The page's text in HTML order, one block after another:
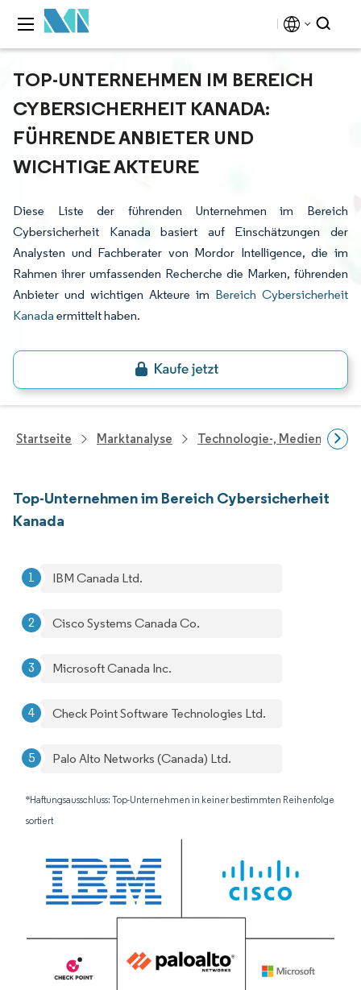
TOP-UNTERNEHMEN IM BEREICH
CYBERSICHERHEIT KANADA:
FÜHRENDE ANBIETER UND
WICHTIGE AKTEURE
Diese Liste der führenden Unternehmen im Bereich
Cybersicherheit Kanada basiert auf Einschätzungen der
Analysten und Fachberater von Mordor Intelligence, die im
Rahmen ihrer umfassenden Recherche die Marken, führenden
Anbieter und wichtigen Akteure im Bereich Cybersicherheit
Kanada ermittelt haben.
Startseite Marktanalyse Technologie-, Medien- Und
Top-Unternehmen im Bereich Cybersicherheit
Kanada
IBM Canada Ltd.
Cisco Systems Canada Co.
Microsoft Canada Inc.
Check Point Software Technologies Ltd.
Palo Alto Networks (Canada) Ltd.
*Haftungsausschluss: Top-Unternehmen in keiner bestimmten Reihenfolge
sortiert